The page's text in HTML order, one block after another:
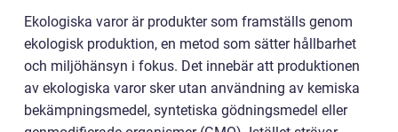
Ekologiska varor är produkter som framställs genom
ekologisk produktion, en metod som sätter hållbarhet
och miljöhänsyn i fokus. Det innebär att produktionen
av ekologiska varor sker utan användning av kemiska
bekämpningsmedel, syntetiska gödningsmedel eller